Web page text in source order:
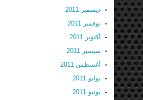
ديسمبر 2011
نوفمبر 2011
أكتوبر 2011
سبتمبر 2011
أغسطس 2011
يوليو 2011
يونيو 2011